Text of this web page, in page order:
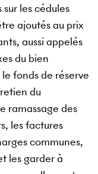
les cédules
ajoutés au prix
aussi appelés
du bien
fonds de réserve
du
ramassage des
les factures
communes,
les garder à